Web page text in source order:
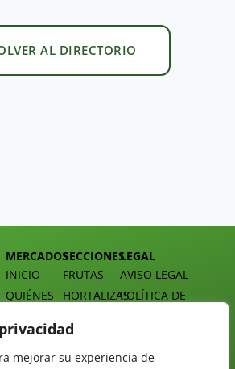
mejorar su experiencia de
AL DIRECTORIO
MERCADOS
INICIO
QUIÉNES
DOSSIER
TARIFAS
SECCIONES
FRUTAS
HORTALIZAS
MERCADOS
ALIMENTACIÓN
LEGAL
AVISO LEGAL
POLÍTICA DE